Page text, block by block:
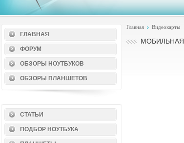
ГЛАВНАЯ
ФОРУМ
ОБЗОРЫ НОУТБУКОВ
ОБЗОРЫ ПЛАНШЕТОВ
СТАТЬИ
ПОДБОР НОУТБУКА
Главная Видеокарты
МОБИЛЬНАЯ